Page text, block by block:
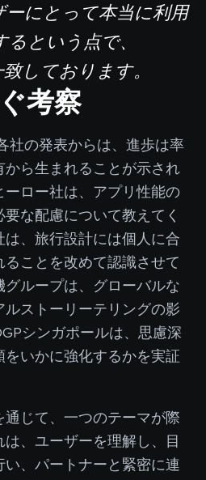
ーにとって本当に利用
という点で、
しております。
考察
社の発表からは、進歩は率
から生まれることが示され
ーロー社は、アプリ性能の
な配慮について教えてく
、旅行設計には個人に合
ことを改めて認識させて
グループは、グローバルな
ストーリーテリングの影
シンガポールは、思慮深
をいかに強化するかを実証
じて、一つのテーマが際
、ユーザーを理解し、目
い、パートナーと緊密に連